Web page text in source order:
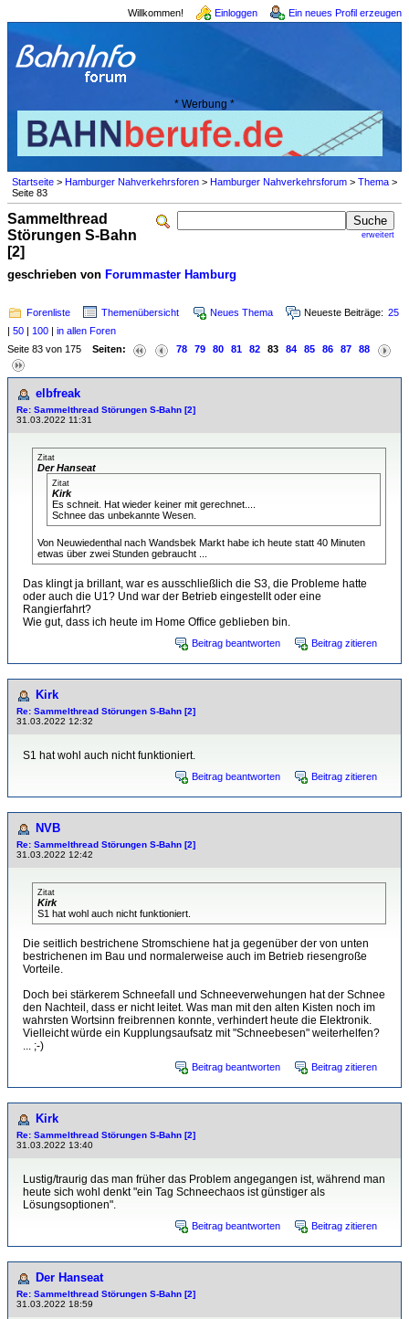
Willkommen! Einloggen Ein neues Profil erzeugen
* Werbung *
Startseite > Hamburger Nahverkehrsforen > Hamburger Nahverkehrsforum > Thema >
Seite 83
erweitert
Sammelthread
Störungen S-Bahn
[2]
geschrieben von Forummaster Hamburg
Forenliste Themenübersicht Neues Thema Neueste Beiträge: 25
| 50 | 100 | in allen Foren
Seite 83 von 175 Seiten: 78 79 80 81 82 83 84 85 86 87 88
elbfreak
Re: Sammelthread Störungen S-Bahn [2]
31.03.2022 11:31
Zitat
Der Hanseat
Zitat
Kirk
Es schneit. Hat wieder keiner mit gerechnet....
Schnee das unbekannte Wesen.
Von Neuwiedenthal nach Wandsbek Markt habe ich heute statt 40 Minuten
etwas über zwei Stunden gebraucht ...
Das klingt ja brillant, war es ausschließlich die S3, die Probleme hatte
oder auch die U1? Und war der Betrieb eingestellt oder eine
Rangierfahrt?
Wie gut, dass ich heute im Home Office geblieben bin.
Beitrag beantworten Beitrag zitieren
Kirk
Re: Sammelthread Störungen S-Bahn [2]
31.03.2022 12:32
S1 hat wohl auch nicht funktioniert.
Beitrag beantworten Beitrag zitieren
NVB
Re: Sammelthread Störungen S-Bahn [2]
31.03.2022 12:42
Zitat
Kirk
S1 hat wohl auch nicht funktioniert.
Die seitlich bestrichene Stromschiene hat ja gegenüber der von unten
bestrichenen im Bau und normalerweise auch im Betrieb riesengroße
Vorteile.
Doch bei stärkerem Schneefall und Schneeverwehungen hat der Schnee
den Nachteil, dass er nicht leitet. Was man mit den alten Kisten noch im
wahrsten Wortsinn freibrennen konnte, verhindert heute die Elektronik.
Vielleicht würde ein Kupplungsaufsatz mit "Schneebesen" weiterhelfen?
... ;-)
Beitrag beantworten Beitrag zitieren
Kirk
Re: Sammelthread Störungen S-Bahn [2]
31.03.2022 13:40
Lustig/traurig das man früher das Problem angegangen ist, während man
heute sich wohl denkt "ein Tag Schneechaos ist günstiger als
Lösungsoptionen".
Beitrag beantworten Beitrag zitieren
Der Hanseat
Re: Sammelthread Störungen S-Bahn [2]
31.03.2022 18:59